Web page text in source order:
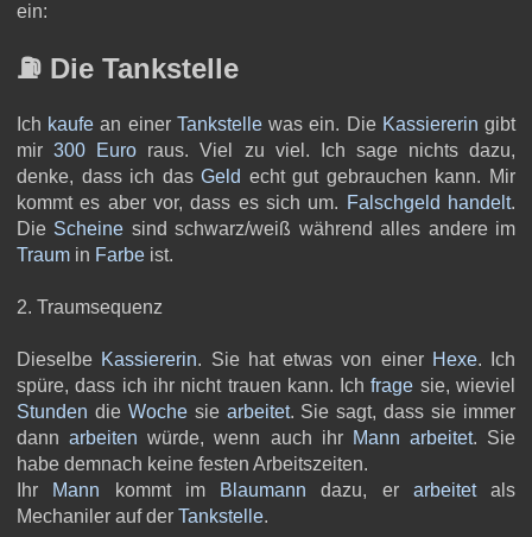
ein:
⛽️ Die Tankstelle
Ich kaufe an einer Tankstellewas ein. Die Kassiererin gibt
mir300 Euro raus. Viel zu viel. Ich sage nichts dazu,
denke, dass ich dasGeld echt gut gebrauchen kann. Mir
kommt es aber vor, dass es sich um. Falschgeld handelt.
Die Scheine sind schwarz/weiß während alles andere im
Traum in Farbe ist.
2. Traumsequenz
Dieselbe Kassiererin. Sie hat etwas von einer Hexe. Ich
spüre, dass ich ihr nicht trauen kann. Ichfrage sie, wieviel
Stunden die Wochesie arbeitet. Sie sagt, dass sie immer
dannarbeiten würde, wenn auch ihr Mann arbeitet. Sie
habe demnach keine festen Arbeitszeiten.
Ihr
Mann kommt im Blaumann dazu, er arbeitetals
Mechaniler auf der Tankstelle.